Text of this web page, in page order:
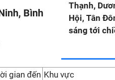
Thạnh,
Hội, Tân
sáng tới
Bình
gian đến Khu vực